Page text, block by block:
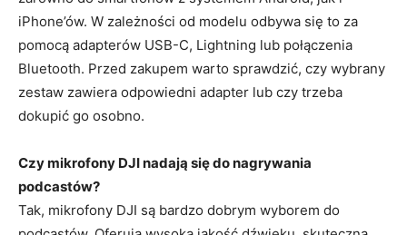
iPhone’ów. W zależności od modelu odbywa się to za
pomocą adapterów USB-C, Lightning lub połączenia
Bluetooth. Przed zakupem warto sprawdzić, czy wybrany
zestaw zawiera odpowiedni adapter lub czy trzeba
dokupić go osobno.
Czy mikrofony DJI nadają się do nagrywania
podcastów?
Tak, mikrofony DJI są bardzo dobrym wyborem do